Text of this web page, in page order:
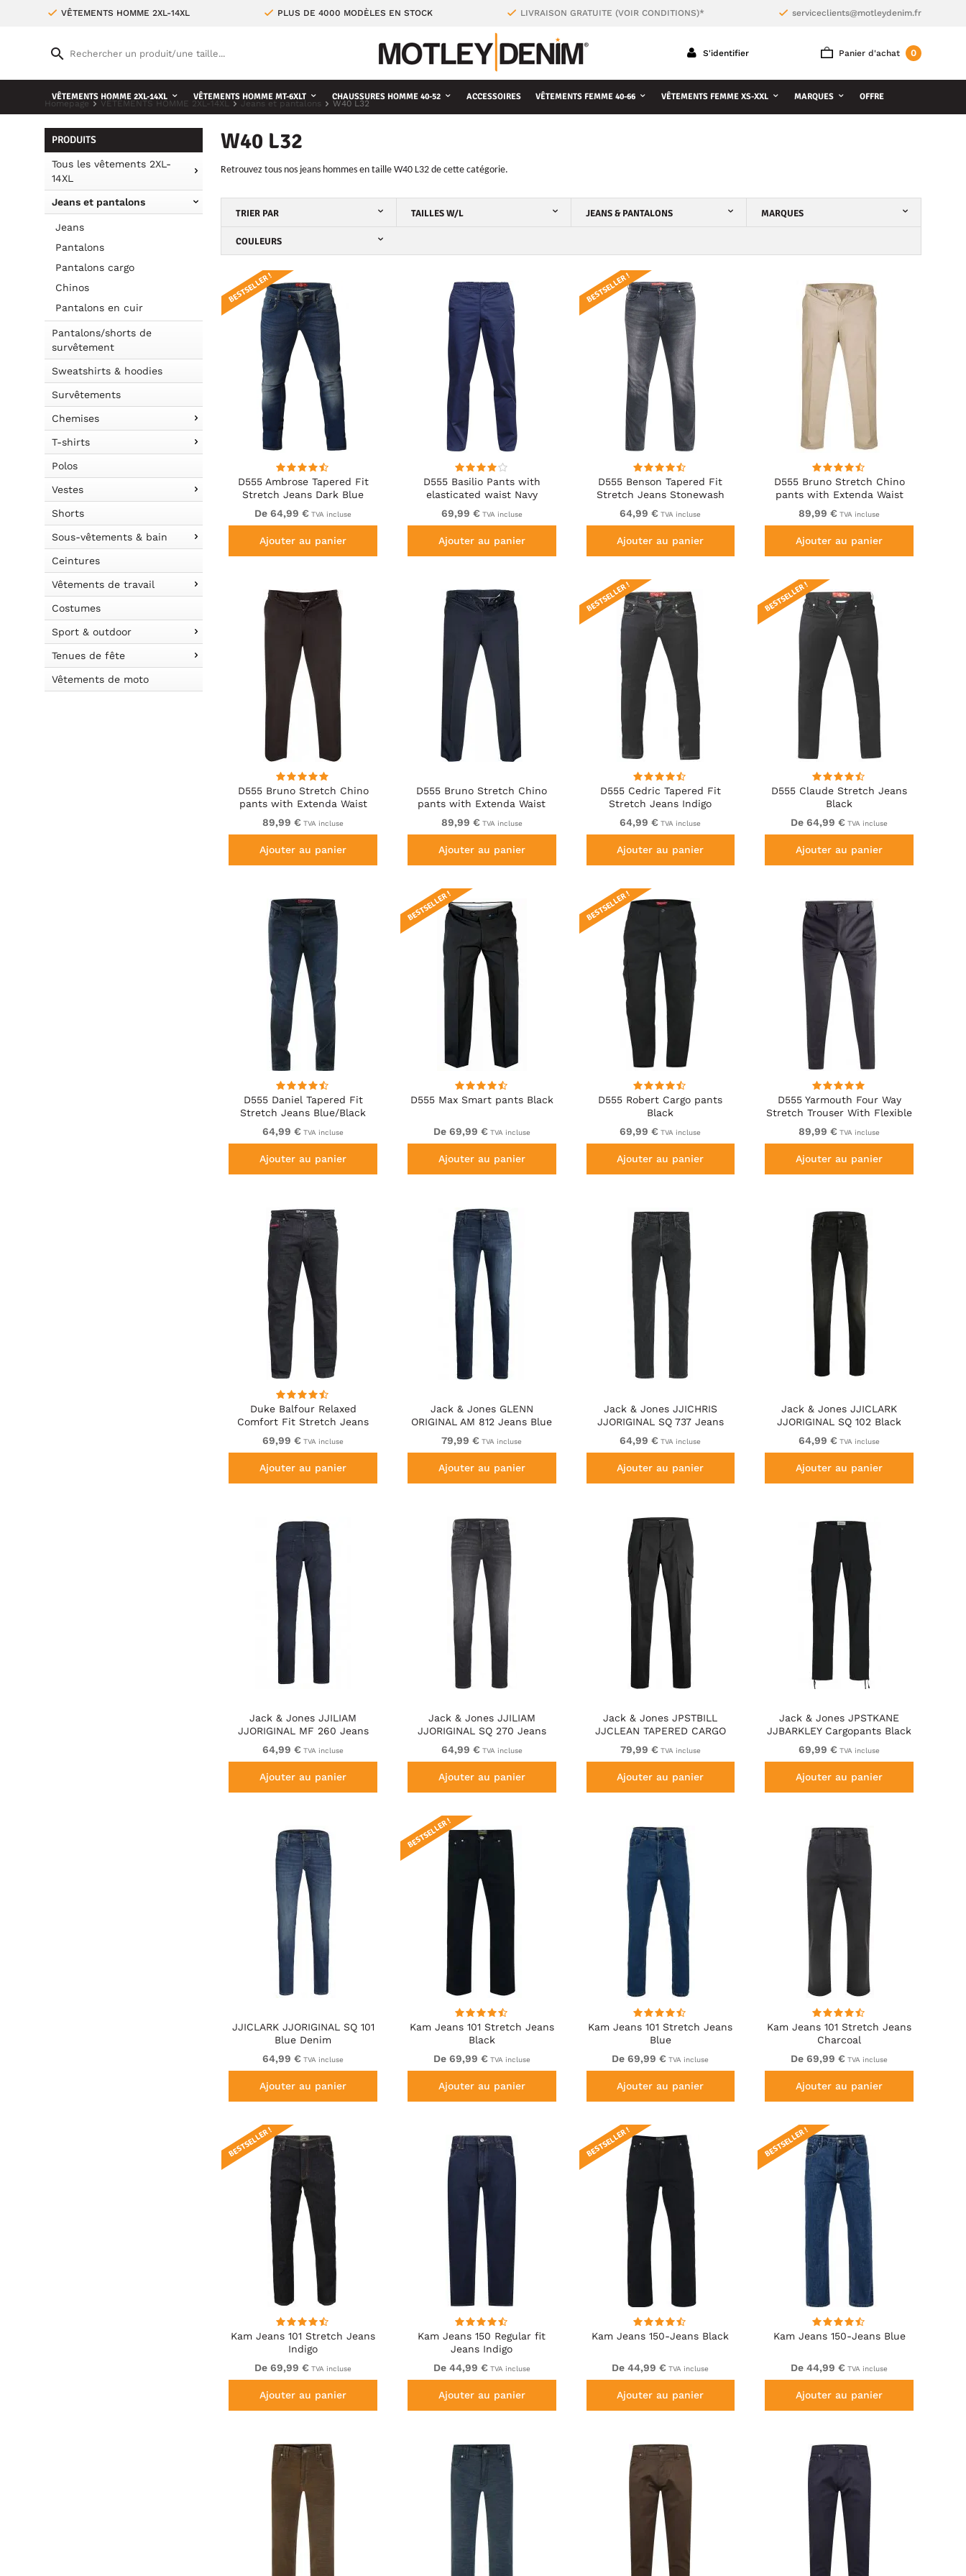
VÊTEMENTS HOMME 2XL-14XL PLUS DE 4000 MODÈLES EN STOCK LIVRAISON GRATUITE (VOIR CONDITIONS)* serviceclients@motleydenim.fr
Panier d'achat 0
S'identifier
VÊTEMENTS HOMME 2XL-14XL VÊTEMENTS HOMME MT-6XLT CHAUSSURES HOMME 40-52 ACCESSOIRES VÊTEMENTS FEMME 40-66 VÊTEMENTS FEMME XS-XXL MARQUES OFFRE
Homepage VÊTEMENTS HOMME 2XL-14XL Jeans et pantalons W40 L32
PRODUITS
Tous les vêtements 2XL-
14XL
Jeans et pantalons
Jeans
Pantalons
Pantalons cargo
Chinos
Pantalons en cuir
Pantalons/shorts de
survêtement
Sweatshirts & hoodies
Survêtements
Chemises
T-shirts
Polos
Vestes
Shorts
Sous-vêtements & bain
Ceintures
Vêtements de travail
Costumes
Sport & outdoor
Tenues de fête
Vêtements de moto
W40 L32
Retrouvez tous nos jeans hommes en taille W40 L32 de cette catégorie.
TRIER PAR TAILLES W/L JEANS & PANTALONS MARQUES
COULEURS
D555 Ambrose Tapered Fit
Stretch Jeans Dark Blue
BESTSELLER !
De 64,99 € TVA incluse
Ajouter au panier
D555 Basilio Pants with
elasticated waist Navy
69,99 € TVA incluse
Ajouter au panier
D555 Benson Tapered Fit
Stretch Jeans Stonewash
BESTSELLER !
64,99 € TVA incluse
Ajouter au panier
D555 Bruno Stretch Chino
pants with Extenda Waist
Beige
89,99 € TVA incluse
Ajouter au panier
D555 Bruno Stretch Chino
pants with Extenda Waist
Black
89,99 € TVA incluse
Ajouter au panier
D555 Bruno Stretch Chino
pants with Extenda Waist
Indigo Blue
89,99 € TVA incluse
Ajouter au panier
D555 Cedric Tapered Fit
Stretch Jeans Indigo
BESTSELLER !
64,99 € TVA incluse
Ajouter au panier
D555 Claude Stretch Jeans
Black
BESTSELLER !
De 64,99 € TVA incluse
Ajouter au panier
D555 Daniel Tapered Fit
Stretch Jeans Blue/Black
Wash
64,99 € TVA incluse
Ajouter au panier
D555 Max Smart pants Black
BESTSELLER !
De 69,99 € TVA incluse
Ajouter au panier
D555 Robert Cargo pants
Black
BESTSELLER !
69,99 € TVA incluse
Ajouter au panier
D555 Yarmouth Four Way
Stretch Trouser With Flexible
Waistband Black
89,99 € TVA incluse
Ajouter au panier
Duke Balfour Relaxed
Comfort Fit Stretch Jeans
With Elasticated Waist Black
69,99 € TVA incluse
Ajouter au panier
Jack & Jones GLENN
ORIGINAL AM 812 Jeans Blue
Denim
79,99 € TVA incluse
Ajouter au panier
Jack & Jones JJICHRIS
JJORIGINAL SQ 737 Jeans
Black Denim
64,99 € TVA incluse
Ajouter au panier
Jack & Jones JJICLARK
JJORIGINAL SQ 102 Black
Denim
64,99 € TVA incluse
Ajouter au panier
Jack & Jones JJILIAM
JJORIGINAL MF 260 Jeans
Blue Denim
64,99 € TVA incluse
Ajouter au panier
Jack & Jones JJILIAM
JJORIGINAL SQ 270 Jeans
Black Denim
64,99 € TVA incluse
Ajouter au panier
Jack & Jones JPSTBILL
JJCLEAN TAPERED CARGO
TROUSERS Black
79,99 € TVA incluse
Ajouter au panier
Jack & Jones JPSTKANE
JJBARKLEY Cargopants Black
69,99 € TVA incluse
Ajouter au panier
JJICLARK JJORIGINAL SQ 101
Blue Denim
64,99 € TVA incluse
Ajouter au panier
Kam Jeans 101 Stretch Jeans
Black
BESTSELLER !
De 69,99 € TVA incluse
Ajouter au panier
Kam Jeans 101 Stretch Jeans
Blue
De 69,99 € TVA incluse
Ajouter au panier
Kam Jeans 101 Stretch Jeans
Charcoal
De 69,99 € TVA incluse
Ajouter au panier
Kam Jeans 101 Stretch Jeans
Indigo
BESTSELLER !
De 69,99 € TVA incluse
Ajouter au panier
Kam Jeans 150 Regular fit
Jeans Indigo
De 44,99 € TVA incluse
Ajouter au panier
Kam Jeans 150-Jeans Black
BESTSELLER !
De 44,99 € TVA incluse
Ajouter au panier
Kam Jeans 150-Jeans Blue
BESTSELLER !
De 44,99 € TVA incluse
Ajouter au panier